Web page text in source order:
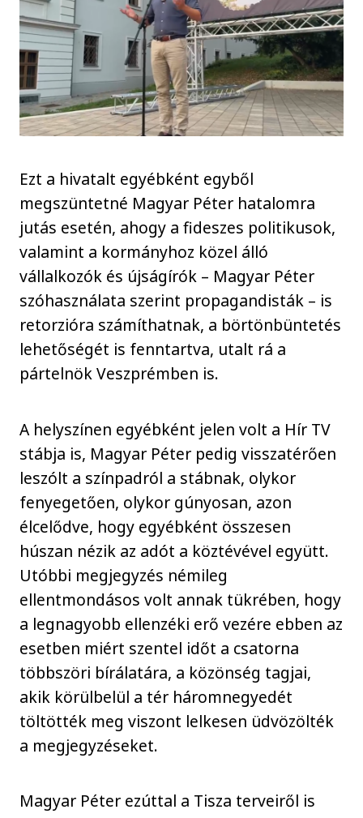
Ezt a hivatalt egyébként egyből
megszüntetné Magyar Péter hatalomra
jutás esetén, ahogy a fideszes politikusok,
valamint a kormányhoz közel álló
vállalkozók és újságírók – Magyar Péter
szóhasználata szerint propagandisták – is
retorzióra számíthatnak, a börtönbüntetés
lehetőségét is fenntartva, utalt rá a
pártelnök Veszprémben is.
A helyszínen egyébként jelen volt a Hír TV
stábja is, Magyar Péter pedig visszatérően
leszólt a színpadról a stábnak, olykor
fenyegetően, olykor gúnyosan, azon
élcelődve, hogy egyébként összesen
húszan nézik az adót a köztévével együtt.
Utóbbi megjegyzés némileg
ellentmondásos volt annak tükrében, hogy
a legnagyobb ellenzéki erő vezére ebben az
esetben miért szentel időt a csatorna
többszöri bírálatára, a közönség tagjai,
akik körülbelül a tér háromnegyedét
töltötték meg viszont lelkesen üdvözölték
a megjegyzéseket.
Magyar Péter ezúttal a Tisza terveiről is